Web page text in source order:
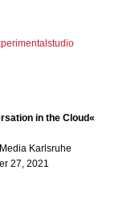
in the Cloud«
Karlsruhe
27, 2021